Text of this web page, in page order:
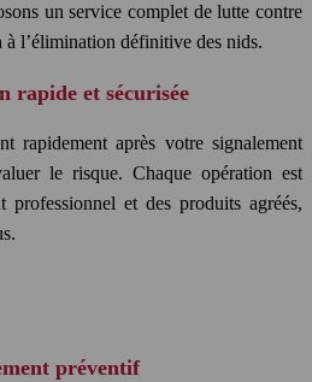
un service complet de lutte contre
à l’élimination définitive des nids.
rapide et sécurisée
rapidement après votre signalement
le risque. Chaque opération est
professionnel et des produits agréés,
préventif